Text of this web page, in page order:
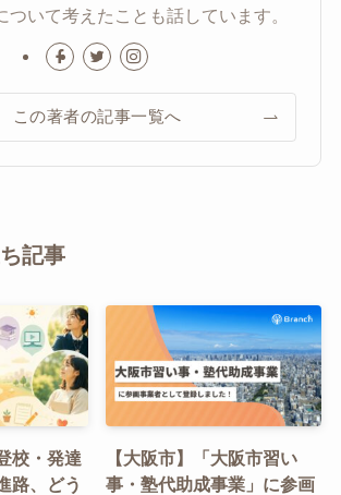
ついて考えたことも話しています。
この著者の記事一覧へ
記事
校・発達
路、どう
【大阪市】「大阪市習い
事・塾代助成事業」に参画